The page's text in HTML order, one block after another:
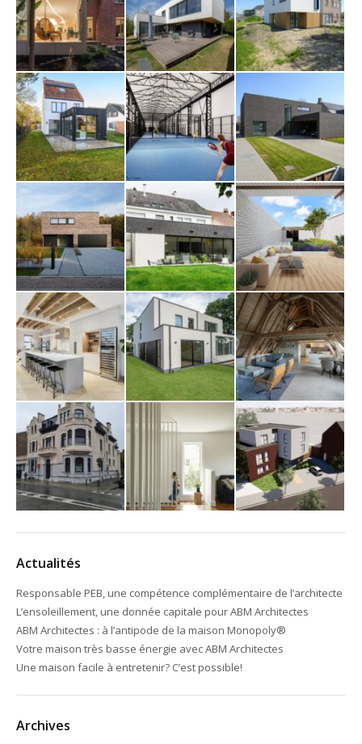
Actualités
Responsable PEB, une compétence complémentaire de l’architecte
L’ensoleillement, une donnée capitale pour ABM Architectes
ABM Architectes : à l’antipode de la maison Monopoly®
Votre maison très basse énergie avec ABM Architectes
Une maison facile à entretenir? C’est possible!
Archives